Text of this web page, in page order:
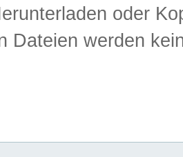
oder
Dateien werden